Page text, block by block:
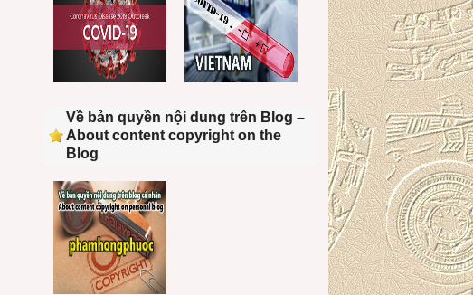
Về bản quyền nội dung trên Blog –
About content copyright on the
Blog